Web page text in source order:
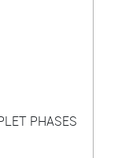
PHASES